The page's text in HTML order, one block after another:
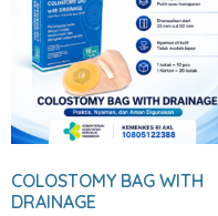
COLOSTOMY BAG WITH
DRAINAGE